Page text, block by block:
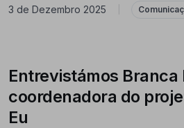
3 de Dezembro 2025
Entrevistámos Branca
coordenadora do
Eu